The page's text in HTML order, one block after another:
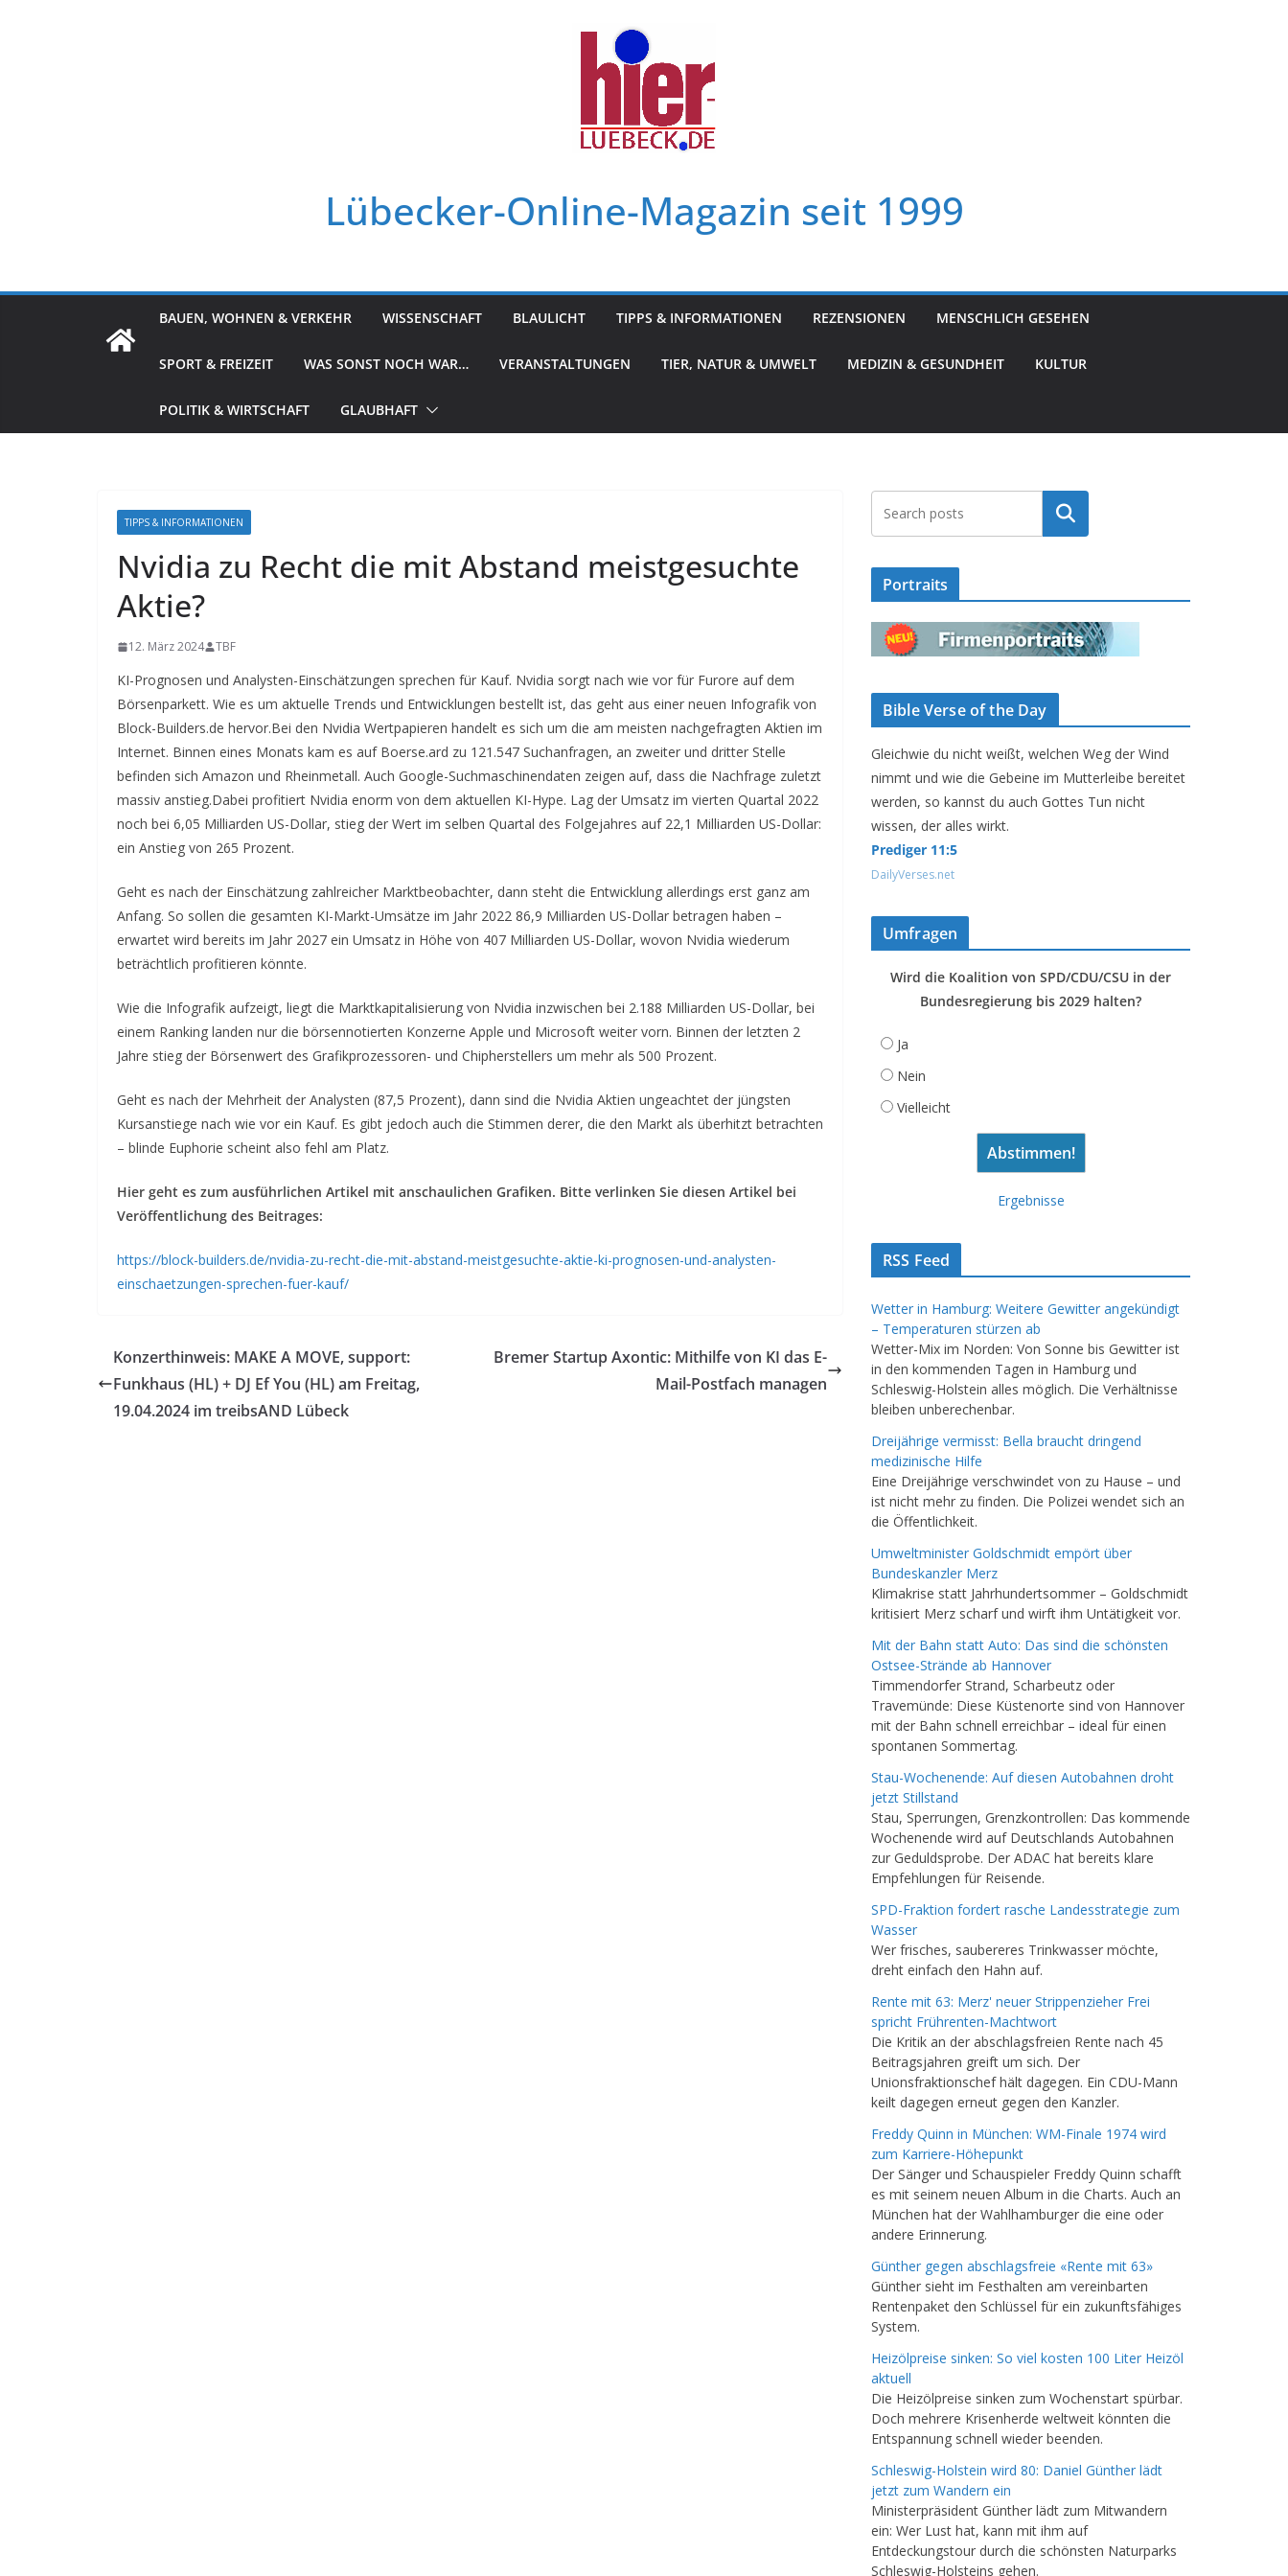
Lübecker-Online-Magazin seit 1999
BAUEN, WOHNEN & VERKEHR WISSENSCHAFT BLAULICHT TIPPS & INFORMATIONEN REZENSIONEN MENSCHLICH GESEHEN
SPORT & FREIZEIT WAS SONST NOCH WAR… VERANSTALTUNGEN TIER, NATUR & UMWELT MEDIZIN & GESUNDHEIT KULTUR
POLITIK & WIRTSCHAFT GLAUBHAFT
TIPPS & INFORMATIONEN
Nvidia zu Recht die mit Abstand meistgesuchte
Aktie?
12. März 2024 TBF
KI-Prognosen und Analysten-Einschätzungen sprechen für Kauf. Nvidia sorgt nach wie vor für Furore auf dem
Börsenparkett. Wie es um aktuelle Trends und Entwicklungen bestellt ist, das geht aus einer neuen Infografik von
Block-Builders.de hervor.Bei den Nvidia Wertpapieren handelt es sich um die am meisten nachgefragten Aktien im
Internet. Binnen eines Monats kam es auf Boerse.ard zu 121.547 Suchanfragen, an zweiter und dritter Stelle
befinden sich Amazon und Rheinmetall. Auch Google-Suchmaschinendaten zeigen auf, dass die Nachfrage zuletzt
massiv anstieg.Dabei profitiert Nvidia enorm von dem aktuellen KI-Hype. Lag der Umsatz im vierten Quartal 2022
noch bei 6,05 Milliarden US-Dollar, stieg der Wert im selben Quartal des Folgejahres auf 22,1 Milliarden US-Dollar:
ein Anstieg von 265 Prozent.
Geht es nach der Einschätzung zahlreicher Marktbeobachter, dann steht die Entwicklung allerdings erst ganz am
Anfang. So sollen die gesamten KI-Markt-Umsätze im Jahr 2022 86,9 Milliarden US-Dollar betragen haben –
erwartet wird bereits im Jahr 2027 ein Umsatz in Höhe von 407 Milliarden US-Dollar, wovon Nvidia wiederum
beträchtlich profitieren könnte.
Wie die Infografik aufzeigt, liegt die Marktkapitalisierung von Nvidia inzwischen bei 2.188 Milliarden US-Dollar, bei
einem Ranking landen nur die börsennotierten Konzerne Apple und Microsoft weiter vorn. Binnen der letzten 2
Jahre stieg der Börsenwert des Grafikprozessoren- und Chipherstellers um mehr als 500 Prozent.
Geht es nach der Mehrheit der Analysten (87,5 Prozent), dann sind die Nvidia Aktien ungeachtet der jüngsten
Kursanstiege nach wie vor ein Kauf. Es gibt jedoch auch die Stimmen derer, die den Markt als überhitzt betrachten
– blinde Euphorie scheint also fehl am Platz.
Hier geht es zum ausführlichen Artikel mit anschaulichen Grafiken. Bitte verlinken Sie diesen Artikel bei
Veröffentlichung des Beitrages:
https://block-builders.de/nvidia-zu-recht-die-mit-abstand-meistgesuchte-aktie-ki-prognosen-und-analysten-
einschaetzungen-sprechen-fuer-kauf/
Konzerthinweis: MAKE A MOVE, support:
Funkhaus (HL) + DJ Ef You (HL) am Freitag,
19.04.2024 im treibsAND Lübeck
Bremer Startup Axontic: Mithilfe von KI das E-
Mail-Postfach managen
Suchen
Portraits
Bible Verse of the Day
Gleichwie du nicht weißt, welchen Weg der Wind
nimmt und wie die Gebeine im Mutterleibe bereitet
werden, so kannst du auch Gottes Tun nicht
wissen, der alles wirkt.
Prediger 11:5
DailyVerses.net
Umfragen
Wird die Koalition von SPD/CDU/CSU in der
Bundesregierung bis 2029 halten?
Ja
Nein
Vielleicht
Ergebnisse
RSS Feed
Wetter in Hamburg: Weitere Gewitter angekündigt
– Temperaturen stürzen ab
Wetter-Mix im Norden: Von Sonne bis Gewitter ist
in den kommenden Tagen in Hamburg und
Schleswig-Holstein alles möglich. Die Verhältnisse
bleiben unberechenbar.
Dreijährige vermisst: Bella braucht dringend
medizinische Hilfe
Eine Dreijährige verschwindet von zu Hause – und
ist nicht mehr zu finden. Die Polizei wendet sich an
die Öffentlichkeit.
Umweltminister Goldschmidt empört über
Bundeskanzler Merz
Klimakrise statt Jahrhundertsommer – Goldschmidt
kritisiert Merz scharf und wirft ihm Untätigkeit vor.
Mit der Bahn statt Auto: Das sind die schönsten
Ostsee-Strände ab Hannover
Timmendorfer Strand, Scharbeutz oder
Travemünde: Diese Küstenorte sind von Hannover
mit der Bahn schnell erreichbar – ideal für einen
spontanen Sommertag.
Stau-Wochenende: Auf diesen Autobahnen droht
jetzt Stillstand
Stau, Sperrungen, Grenzkontrollen: Das kommende
Wochenende wird auf Deutschlands Autobahnen
zur Geduldsprobe. Der ADAC hat bereits klare
Empfehlungen für Reisende.
SPD-Fraktion fordert rasche Landesstrategie zum
Wasser
Wer frisches, saubereres Trinkwasser möchte,
dreht einfach den Hahn auf.
Rente mit 63: Merz' neuer Strippenzieher Frei
spricht Frührenten-Machtwort
Die Kritik an der abschlagsfreien Rente nach 45
Beitragsjahren greift um sich. Der
Unionsfraktionschef hält dagegen. Ein CDU-Mann
keilt dagegen erneut gegen den Kanzler.
Freddy Quinn in München: WM-Finale 1974 wird
zum Karriere-Höhepunkt
Der Sänger und Schauspieler Freddy Quinn schafft
es mit seinem neuen Album in die Charts. Auch an
München hat der Wahlhamburger die eine oder
andere Erinnerung.
Günther gegen abschlagsfreie «Rente mit 63»
Günther sieht im Festhalten am vereinbarten
Rentenpaket den Schlüssel für ein zukunftsfähiges
System.
Heizölpreise sinken: So viel kosten 100 Liter Heizöl
aktuell
Die Heizölpreise sinken zum Wochenstart spürbar.
Doch mehrere Krisenherde weltweit könnten die
Entspannung schnell wieder beenden.
Schleswig-Holstein wird 80: Daniel Günther lädt
jetzt zum Wandern ein
Ministerpräsident Günther lädt zum Mitwandern
ein: Wer Lust hat, kann mit ihm auf
Entdeckungstour durch die schönsten Naturparks
Schleswig-Holsteins gehen.